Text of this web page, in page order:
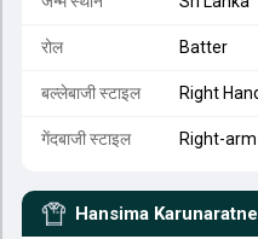
रोल Batter
बल्लेबाजी स्टाइल Right
गेंदबाजी स्टाइल Right-
Hansima Karunaratne